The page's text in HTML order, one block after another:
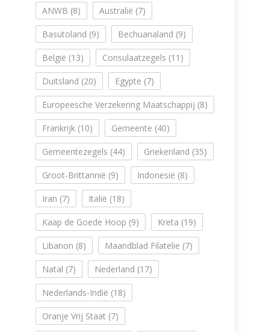
ANWB (8) Australië (7)
Basutoland (9) Bechuanaland (9)
België (13) Consulaatzegels (11)
Duitsland (20) Egypte (7)
Europeesche Verzekering Maatschappij (8)
Frankrijk (10) Gemeente (40)
Gemeentezegels (44) Griekenland (35)
Groot-Brittannië (9) Indonesië (8)
Iran (7) Italië (18)
Kaap de Goede Hoop (9) Kreta (19)
Libanon (8) Maandblad Filatelie (7)
Natal (7) Nederland (17)
Nederlands-Indië (18)
Oranje Vrij Staat (7)